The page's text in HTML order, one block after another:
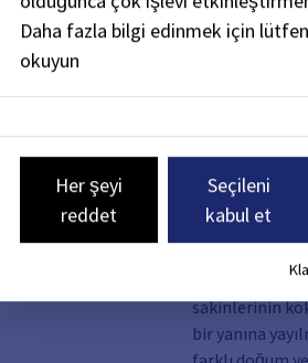
nüfusunun
Erlangen'de
yüzde 29'u
sırada yer
sakinlerinin
bir yanına
Daha fazla bilgi edinmek için lütfen
okuyun
Her şeyi
reddet
Seçileni
kabul et